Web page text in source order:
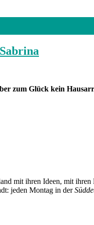
zum Glück kein
mit ihren Ideen, mit
jeden Montag in der